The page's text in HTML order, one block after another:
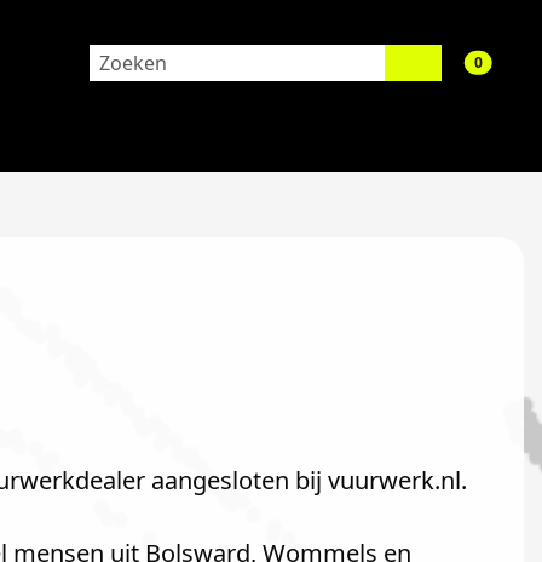
0aantal
aangesloten bij vuurwerk.nl.
mensen uit Bolsward, Wommels en